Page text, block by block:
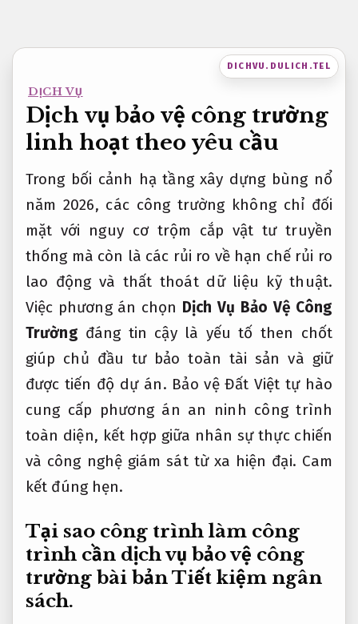
nội
dung
DICHVU.DULICH.TEL
DỊCH VỤ
Dịch vụ bảo vệ công trường
linh hoạt theo yêu cầu
Trong bối cảnh hạ tầng xây dựng bùng nổ
năm 2026, các công trường không chỉ đối
mặt với nguy cơ trộm cắp vật tư truyền
thống mà còn là các rủi ro về hạn chế rủi ro
lao động và thất thoát dữ liệu kỹ thuật.
Việc phương án chọn Dịch Vụ Bảo Vệ Công
Trường đáng tin cậy là yếu tố then chốt
giúp chủ đầu tư bảo toàn tài sản và giữ
được tiến độ dự án. Bảo vệ Đất Việt tự hào
cung cấp phương án an ninh công trình
toàn diện, kết hợp giữa nhân sự thực chiến
và công nghệ giám sát từ xa hiện đại. Cam
kết đúng hẹn.
Tại sao công trình làm công
trình cần dịch vụ bảo vệ công
trường bài bảnTiết kiệm ngân
sách.